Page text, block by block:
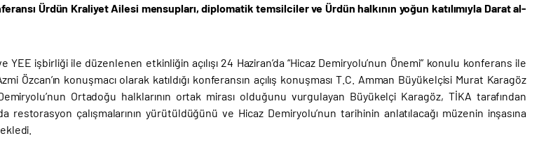
Ürdün Kraliyet Ailesi mensupları, diplomatik temsilciler ve Ürdün halkının yoğun katılımıyla Darat al-
YEE işbirliği ile düzenlenen etkinliğin açılışı 24 Haziran’da “Hicaz Demiryolu’nun Önemi” konulu konferans ile
Özcan’ın konuşmacı olarak katıldığı konferansın açılış konuşması T.C. Amman Büyükelçisi Murat Karagöz
Ortadoğu halklarının ortak mirası olduğunu vurgulayan Büyükelçi Karagöz, TİKA tarafından
restorasyon çalışmalarının yürütüldüğünü ve Hicaz Demiryolu’nun tarihinin anlatılacağı müzenin inşasına